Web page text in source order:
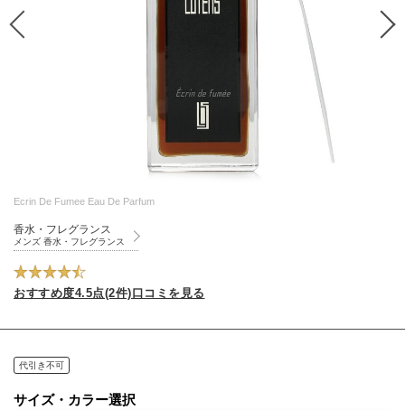
Ecrin De Fumee Eau De Parfum
香水・フレグランス
メンズ 香水・フレグランス
おすすめ度4.5点(2件)口コミを見る
代引き不可
サイズ・カラー選択